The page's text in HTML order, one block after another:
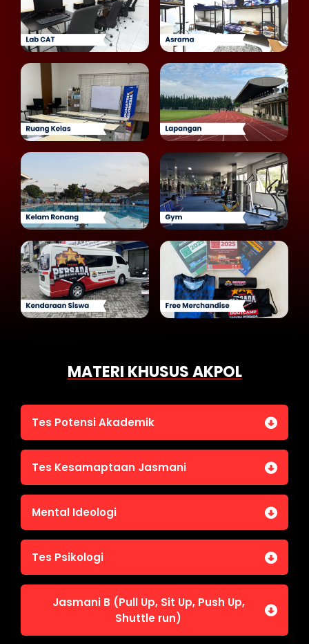
MATERI KHUSUS AKPOL
Tes Potensi Akademik
Bahasa Indonesia
Penalaran Numerik
Pengetahuan Umum (termasuk UU Kepolisian)
Tes Wawasan Kebangsaan
Tes Kesamaptaan Jasmani
Jasmani A (Lari 12 menit)
Mental Ideologi
Mental Ideologi
Tes Psikologi
Tes Kecerdasan
Tes Kecermatan
Tes Kepribadian
Jasmani B (Pull Up, Sit Up, Push Up,
Shuttle run)